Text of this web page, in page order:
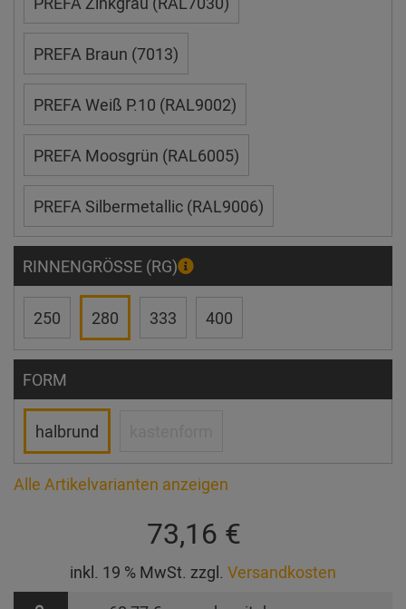
PREFA Braun (7013)
PREFA Weiß P.10 (RAL9002)
PREFA Moosgrün (RAL6005)
PREFA Silbermetallic (RAL9006)
RINNENGRÖSSE (RG)
250 280 333 400
FORM
halbrund
Alle Artikelvarianten anzeigen
73,16 €
inkl. 19 % MwSt. zzgl. Versandkosten